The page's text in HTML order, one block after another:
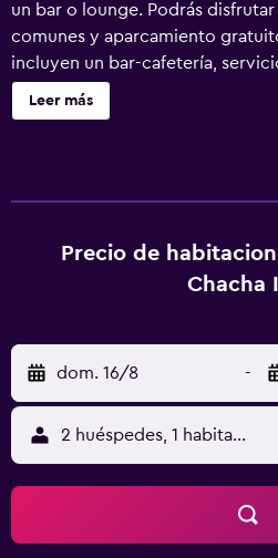
un bar o lounge. Podrás
comunes y aparcamiento
incluyen un bar-cafetería,
horas y servicio de tintorería. Se
cambio de toallas a petición.
canales por cable de
utilizar los siguientes servicios
personal gratuitos y cepillos de
hotel en Ābu Road ofrece
wifi gratis. Entre las
pensadas para las personas en
incluyen escritorio, periódicos
habitaciones también incluyen
tabla de planchar con plancha.
de toallas y cambio de sábanas.
Leer más
Precio de
Chacha
dom. 16/8 -
2 huéspedes, 1 habitación